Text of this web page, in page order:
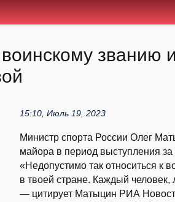
15:10, Июль 19, 2023
Министр спорта России Олег
майора в период выступления
«Недопустимо так относиться к
в твоей стране. Каждый человек,
— цитирует Матыцин РИА